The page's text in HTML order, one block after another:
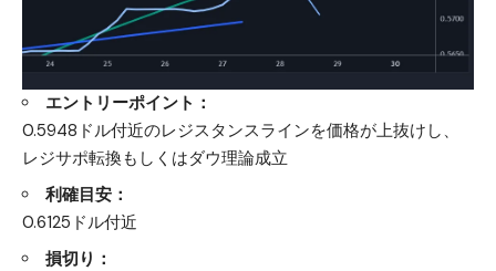
エントリーポイント：
0.5948ドル付近のレジスタンスラインを価格が上抜けし、
レジサポ転換もしくはダウ理論成立
利確目安：
0.6125ドル付近
損切り：